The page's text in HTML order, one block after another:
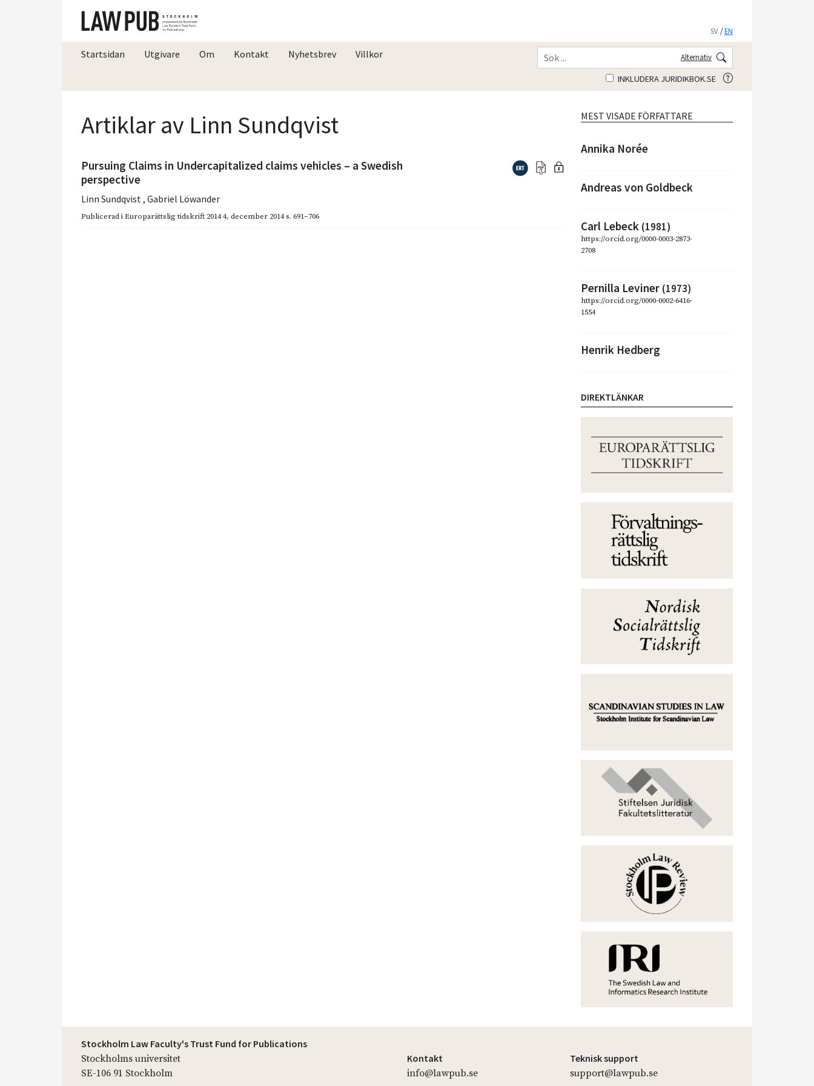
SV /EN
Startsidan Utgivare Om Kontakt Nyhetsbrev Villkor Alternativ
INKLUDERA JURIDIKBOK.SE
Artiklar av Linn Sundqvist
Pursuing Claims in Undercapitalized claims vehicles – a Swedish
perspective
Linn Sundqvist , Gabriel Löwander
Publicerad iEuroparättslig tidskrift 2014 4, december 2014s. 691–706
MEST VISADE FÖRFATTARE
Annika Norée
Andreas von Goldbeck
Carl Lebeck (1981)
https://orcid.org/0000-0003-2873-
2708
Pernilla Leviner (1973)
https://orcid.org/0000-0002-6416-
1554
Henrik Hedberg
DIREKTLÄNKAR
Stockholm Law Faculty's Trust Fund for Publications
Stockholms universitet
SE-106 91 Stockholm
Kontakt
info@lawpub.se
Teknisk support
support@lawpub.se